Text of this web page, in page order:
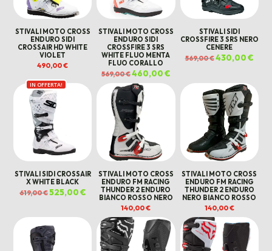
STIVALI MOTO CROSS
ENDURO SIDI
CROSSAIR HD WHITE
VIOLET
490,00€
STIVALI MOTO CROSS
ENDURO SIDI
CROSSFIRE 3 SRS
WHITE FLUO MENTA
FLUO CORALLO
569,00€Il
prezzo
originale
era:
569,00 €.
460,00€Il
prezzo
attuale
è:
460,00 €.
STIVALI SIDI
CROSSFIRE 3 SRS NERO
CENERE
569,00€Il
prezzo
569,00 €.
430,00€Il
IN OFFERTA!
STIVALI SIDI CROSSAIR
X WHITE BLACK
619,00€ Il
prezzo
619,00 €.
525,00€Il
prezzo
525,00 €.
STIVALI MOTO CROSS
ENDURO FM RACING
THUNDER 2 ENDURO
BIANCO ROSSO NERO
140,00€
STIVALI MOTO CROSS
ENDURO FM RACING
THUNDER 2 ENDURO
NERO BIANCO ROSSO
140,00€